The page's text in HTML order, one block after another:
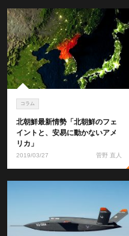
コラム
北朝鮮最新情勢「北朝鮮のフェ
イントと、安易に動かないアメ
リカ」
2019/03/27 菅野 直人